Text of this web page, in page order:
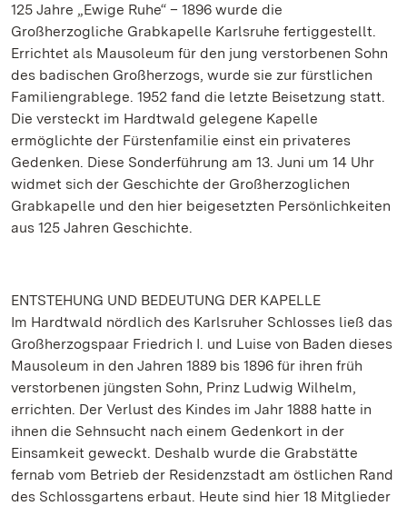
125 Jahre „Ewige Ruhe“ – 1896 wurde die
Großherzogliche Grabkapelle Karlsruhe fertiggestellt.
Errichtet als Mausoleum für den jung verstorbenen Sohn
des badischen Großherzogs, wurde sie zur fürstlichen
Familiengrablege. 1952 fand die letzte Beisetzung statt.
Die versteckt im Hardtwald gelegene Kapelle
ermöglichte der Fürstenfamilie einst ein privateres
Gedenken. Diese Sonderführung am 13. Juni um 14 Uhr
widmet sich der Geschichte der Großherzoglichen
Grabkapelle und den hier beigesetzten Persönlichkeiten
aus 125 Jahren Geschichte.
ENTSTEHUNG UND BEDEUTUNG DER KAPELLE
Im Hardtwald nördlich des Karlsruher Schlosses ließ das
Großherzogspaar Friedrich I. und Luise von Baden dieses
Mausoleum in den Jahren 1889 bis 1896 für ihren früh
verstorbenen jüngsten Sohn, Prinz Ludwig Wilhelm,
errichten. Der Verlust des Kindes im Jahr 1888 hatte in
ihnen die Sehnsucht nach einem Gedenkort in der
Einsamkeit geweckt. Deshalb wurde die Grabstätte
fernab vom Betrieb der Residenzstadt am östlichen Rand
des Schlossgartens erbaut. Heute sind hier 18 Mitglieder